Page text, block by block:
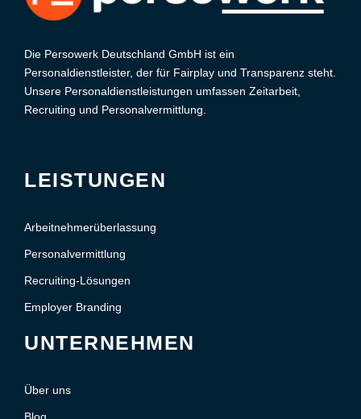
Die Persowerk Deutschland GmbH ist ein
Personaldienstleister, der für Fairplay und Transparenz steht.
Unsere Personaldienstleistungen umfassen Zeitarbeit,
Recruiting und Personalvermittlung.
LEISTUNGEN
Arbeitnehmerüberlassung
Personalvermittlung
Recruiting-Lösungen
Employer Branding
UNTERNEHMEN
Über uns
Blog